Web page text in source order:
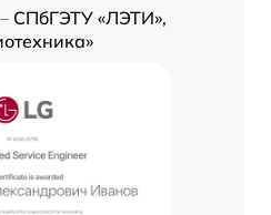
СПбГЭТУ «ЛЭТИ»,